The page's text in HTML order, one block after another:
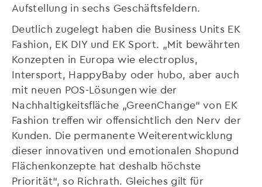
Aufstellung in sechs Geschäftsfeldern.
Deutlich zugelegt haben die Business Units EK
Fashion, EK DIY und EK Sport. „Mit bewährten
Konzepten in Europa wie electroplus,
Intersport, HappyBaby oder hubo, aber auch
mit neuen POS-Lösungen wie der
Nachhaltigkeitsfläche „GreenChange“ von EK
Fashion treffen wir offensichtlich den Nerv der
Kunden. Die permanente Weiterentwicklung
dieser innovativen und emotionalen Shopund
Flächenkonzepte hat deshalb höchste
Priorität“, so Richrath. Gleiches gilt für